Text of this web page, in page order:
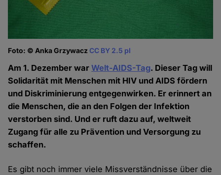
Foto: © Anka GrzywaczCC BY 2.5 pl
Am 1. Dezember warWelt-AIDS-Tag. Dieser Tag will
Solidarität mit Menschen mit HIV und AIDS fördern
und Diskriminierung entgegenwirken. Er erinnert an
die Menschen, die an den Folgen der Infektion
verstorben sind. Und er ruft dazu auf, weltweit
Zugang für alle zu Prävention und Versorgung zu
schaffen.
Es gibt noch immer viele Missverständnisse über die